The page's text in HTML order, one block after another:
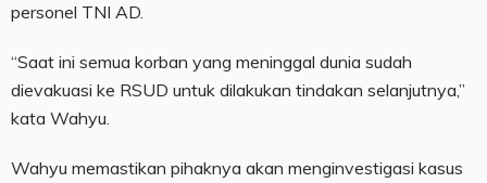
personel TNI AD.
“Saat ini semua korban yang meninggal dunia sudah
dievakuasi ke RSUD untuk dilakukan tindakan selanjutnya,”
kata Wahyu.
Wahyu memastikan pihaknya akan menginvestigasi kasus